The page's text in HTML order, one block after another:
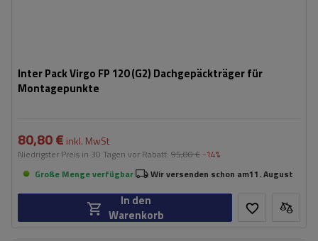
Inter Pack Virgo FP 120 (G2) Dachgepäckträger für
Montagepunkte
80,80 € inkl. MwSt
Niedrigster Preis in 30 Tagen vor Rabatt: 95,00 € -14%
Große Menge verfügbar
Wir versenden schon am11. August
In den
Warenkorb